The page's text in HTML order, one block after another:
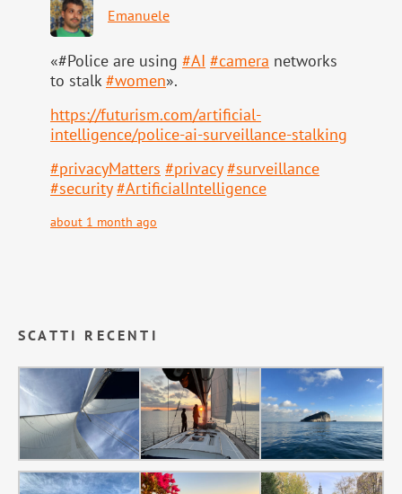
Emanuele
«#Police are using #AI #camera networks
to stalk#women».
https://futurism.com/artificial-
intelligence/police-ai-surveillance-stalking
#privacyMatters #privacy #surveillance
#security #ArtificialIntelligence
about 1 month ago
SCATTI RECENTI